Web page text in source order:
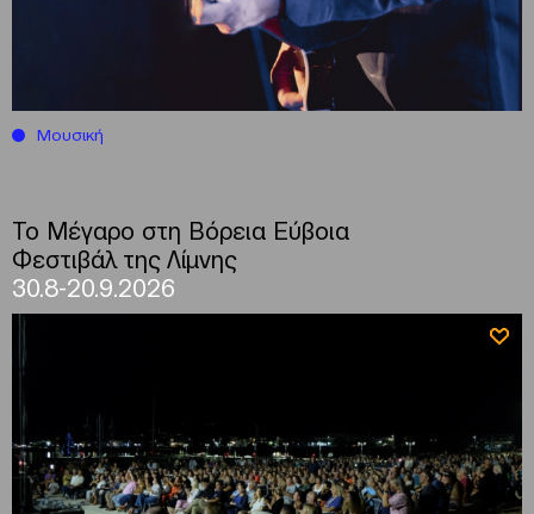
Μουσική
Το Μέγαρο στη Βόρεια Εύβοια
Φεστιβάλ της Λίμνης
30.8-20.9.2026